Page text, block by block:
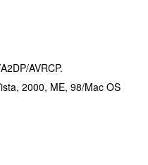
AVRCP.
2000, ME, 98/Mac OS